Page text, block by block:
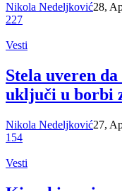
Nikola Nedeljković28,
227
Vesti
Stela uveren
uključi u borbi
Nikola Nedeljković27,
154
Vesti